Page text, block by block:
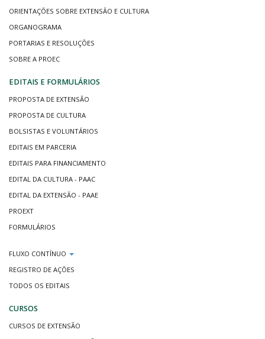
ORIENTAÇÕES SOBRE EXTENSÃO E CULTURA
ORGANOGRAMA
PORTARIAS E RESOLUÇÕES
SOBRE A PROEC
EDITAIS E FORMULÁRIOS
PROPOSTA DE EXTENSÃO
PROPOSTA DE CULTURA
BOLSISTAS E VOLUNTÁRIOS
EDITAIS EM PARCERIA
EDITAIS PARA FINANCIAMENTO
EDITAL DA CULTURA - PAAC
EDITAL DA EXTENSÃO - PAAE
PROEXT
FORMULÁRIOS
FLUXO CONTÍNUO
REGISTRO DE AÇÕES
TODOS OS EDITAIS
CURSOS
CURSOS DE EXTENSÃO